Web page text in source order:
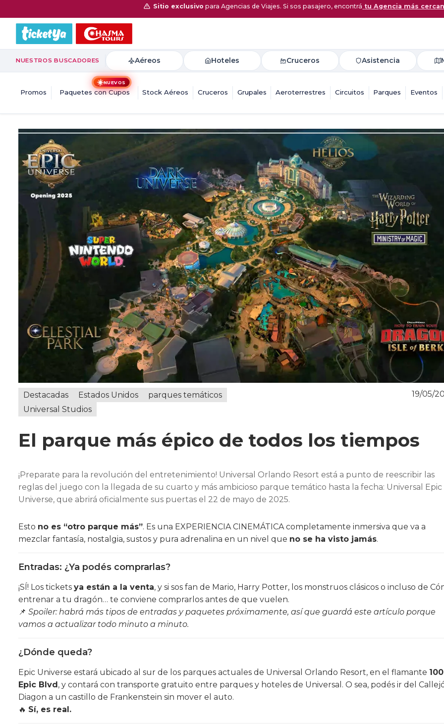
Sitio exclusivo para Agencias de Viajes. Si sos pasajero, encontrá tu Agencia más
NUESTROS BUSCADORES Aéreos Hoteles Cruceros Asistencia
Promos
☀️NUEVOS
Paquetes con Cupos Stock Aéreos Cruceros Grupales Aeroterrestres Circuitos Parques Eventos
Destacadas Estados Unidos
parques temáticos
Universal Studios
19/05/
El parque más épico de todos los tiempos
¡Preparate para la revolución del entretenimiento! Universal Orlando Resort está a punto de reescribir las
reglas del juego con la llegada de su cuarto y más ambicioso parque temático hasta la fecha: Universal Epic
Universe, que abrirá oficialmente sus puertas el 22 de mayo de 2025.
Esto no es “otro parque más”. Es una EXPERIENCIA CINEMÁTICA completamente inmersiva que va a
mezclar fantasía, nostalgia, sustos y pura adrenalina en un nivel que no se ha visto jamás.
Entradas: ¿Ya podés comprarlas?
¡SÍ! Los tickets ya están a la venta, y si sos fan de Mario, Harry Potter, los monstruos clásicos o incluso de
entrenar a tu dragón… te conviene comprarlos antes de que vuelen.
📌 Spoiler: habrá más tipos de entradas y paquetes próximamente, así que guardá este artículo porque
vamos a actualizar todo minuto a minuto.
¿Dónde queda?
Epic Universe estará ubicado al sur de los parques actuales de Universal Orlando Resort, en el flamante
Epic Blvd , y contará con transporte gratuito entre parques y hoteles de Universal. O sea, podés ir del
Diagon a un castillo de Frankenstein sin mover el auto.
🔥 Sí, es real.